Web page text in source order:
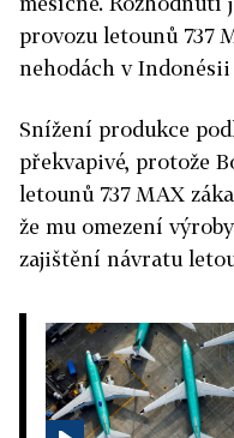
provozu letounů 737
nehodách v
Snížení produkce
překvapivé, protože
letounů 737 MAX
že mu omezení
zajištění návratu